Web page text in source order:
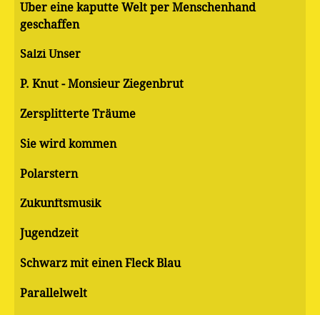
Über eine kaputte Welt per Menschenhand
geschaffen
Salzi Unser
P. Knut - Monsieur Ziegenbrut
Zersplitterte Träume
Sie wird kommen
Polarstern
Zukunftsmusik
Jugendzeit
Schwarz mit einen Fleck Blau
Parallelwelt